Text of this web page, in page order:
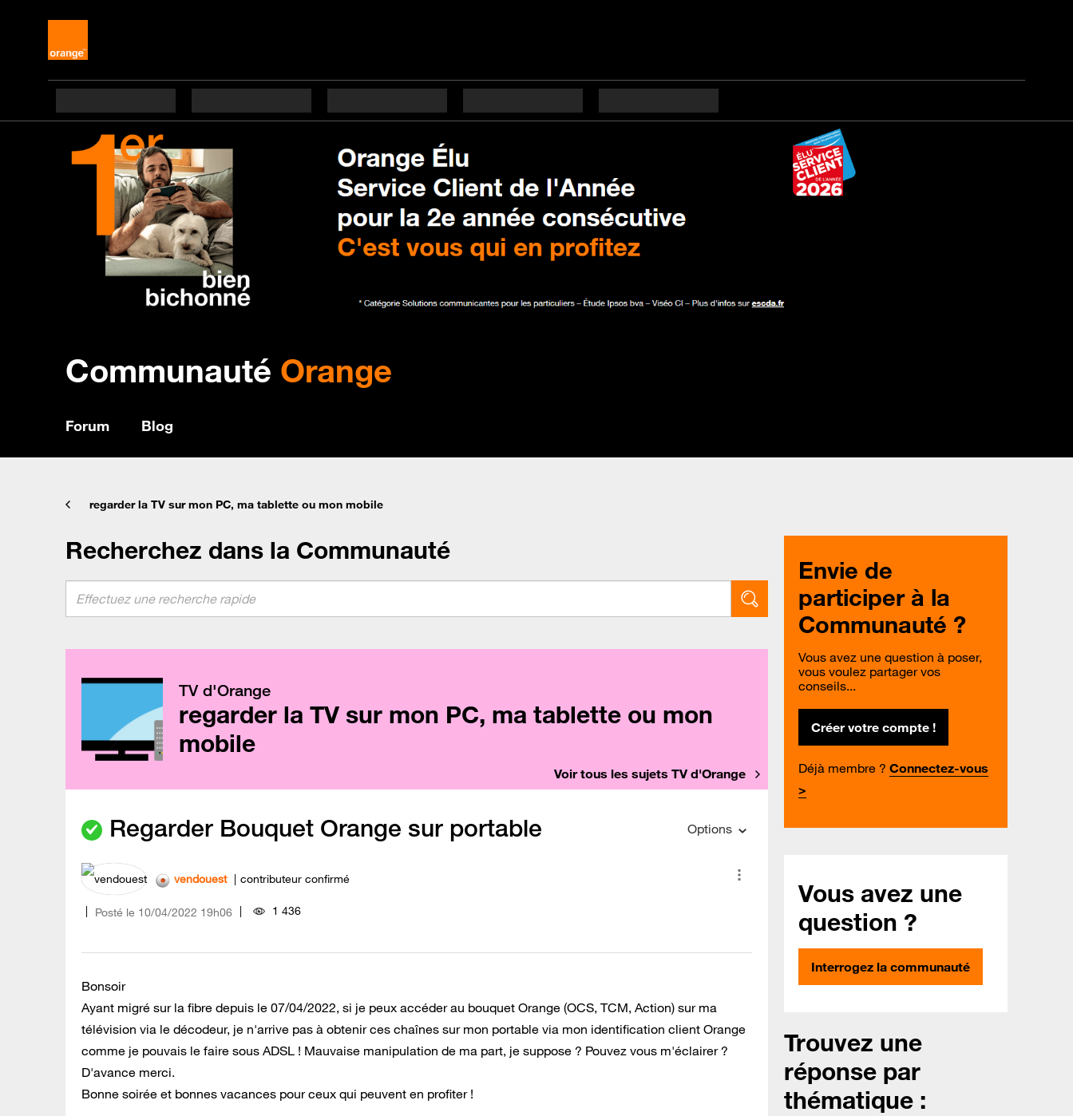
Communauté Orange
Forum Blog
regarder la TV sur mon PC, ma tablette ou mon mobile
Recherchez dans la Communauté
TV d'Orange
regarder la TV sur mon PC, ma tablette ou mon
mobile
Voir tous les sujets TV d'Orange
Regarder Bouquet Orange sur portable Options
vendouest contributeur confirmé
Posté le ‎10/04/2022 19h06 1 436
Bonsoir
Ayant migré sur la fibre depuis le 07/04/2022, si je peux accéder au bouquet Orange (OCS, TCM, Action) sur ma
télévision via le décodeur, je n'arrive pas à obtenir ces chaînes sur mon portable via mon identification client Orange
comme je pouvais le faire sous ADSL ! Mauvaise manipulation de ma part, je suppose ? Pouvez vous m'éclairer ?
D'avance merci.
Bonne soirée et bonnes vacances pour ceux qui peuvent en profiter !
Envie de
participer à la
Communauté ?
Vous avez une question à poser,
vous voulez partager vos
conseils...
Créer votre compte !
Déjà membre ? Connectez-vous
>
Vous avez une
question ?
Interrogez la communauté
Trouvez une
réponse par
thématique :